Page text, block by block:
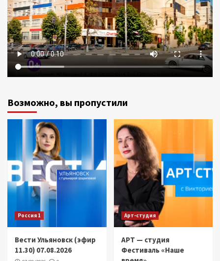
Возможно, вы пропустили
Россия 1
Вести Ульяновск (эфир
11.30) 07.08.2026
Арт-студия
АРТ — студия
Фестиваль «Наше